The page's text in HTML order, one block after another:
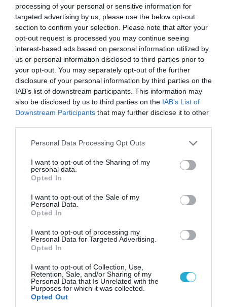
processing of your personal or sensitive information for
targeted advertising by us, please use the below opt-out
section to confirm your selection. Please note that after your
opt-out request is processed you may continue seeing
interest-based ads based on personal information utilized by
us or personal information disclosed to third parties prior to
your opt-out. You may separately opt-out of the further
disclosure of your personal information by third parties on the
IAB’s list of downstream participants. This information may
also be disclosed by us to third parties on the IAB’s List of
Downstream Participants that may further disclose it to other
Please note that this website/app uses one or more Google
not limited to your visit or usage behaviour. You may click to
grant or deny consent to Google and its third-party tags to
use your data for below specified purposes in below Google
consent section.
Personal Data Processing Opt Outs
I want to opt-out of the Sharing of my
personal data.
Opted In
I want to opt-out of the Sale of my
Personal Data.
Opted In
I want to opt-out of processing my
Personal Data for Targeted Advertising.
Opted In
I want to opt-out of Collection, Use,
Retention, Sale, and/or Sharing of my
Personal Data that Is Unrelated with the
Purposes for which it was collected.
Opted Out
07.08.2026 | 08:02
Κλιμακώνουν οι Χούθι: Eξαπέλυσαν επιθέσεις
κατά στρατιωτικών δυνάμεων στην Υεμένη –
Πλήγματα & στη Σαουδική Αραβία!
06.08.2026 | 17:02
Ουκρανία: Αποκαλύφθηκε ο αριθμός των